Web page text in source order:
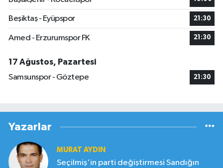
Beşiktaş - Eyüpspor 21:30
Amed - Erzurumspor FK 21:30
17 Ağustos, Pazartesi
Samsunspor - Göztepe
21:30
Yazarlar
MURAT AYDIN
Seçilmiş'in parti değiştirmesi Sandığın